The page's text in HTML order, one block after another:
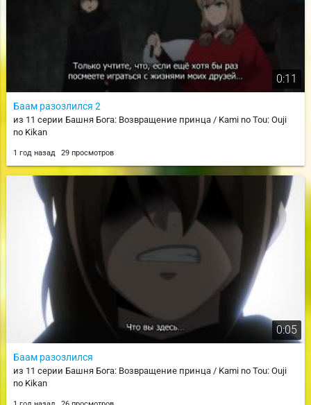
0:11
Баам разозлился 2
из 11 серии Башня Бога: Возвращение принца / Kami no Tou: Ouji
no Kikan
1 год назад 29 просмотров
0:05
Баам разозлился
из 11 серии Башня Бога: Возвращение принца / Kami no Tou: Ouji
no Kikan